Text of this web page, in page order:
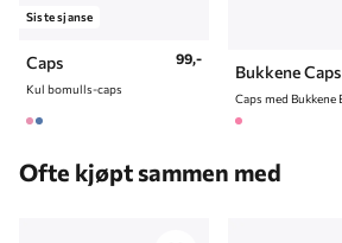
Siste sjanse
Caps
Kul bomulls-caps
99,-
Bukkene Caps
Ofte kjøpt sammen med